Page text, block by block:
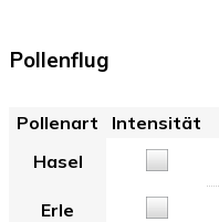
Pollenflug
Pollenart Intensität
Hasel
Erle